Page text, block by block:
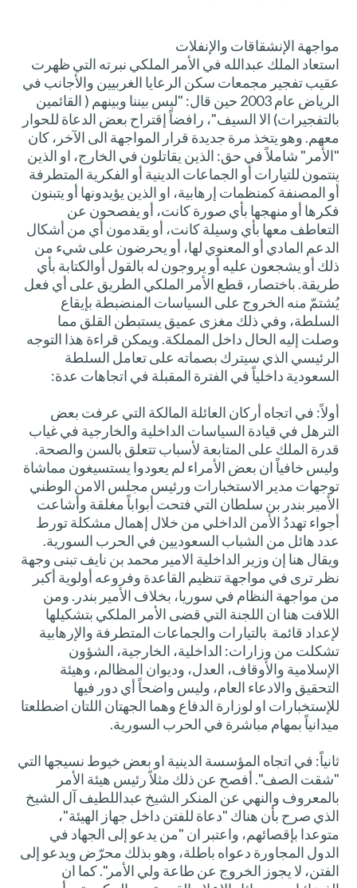
مواجهة الإنشقاقات والإنفلات
استعاد الملك عبدالله في الأمر الملكي نبرته التي ظهرت
عقيب تفجير مجمعات سكن الرعايا الغربيين والأجانب في
الرياض عام 2003 حين قال: "ليس بيننا وبينهم ( القائمين
بالتفجيرات) الا السيف"، رافضاً إقتراح بعض الدعاة للحوار
معهم. وهو يتخذ مرة جديدة قرار المواجهة الى الآخر، كان
"الأمر" شاملاً في حق: الذين يقاتلون في الخارج، او الذين
ينتمون للتيارات أو الجماعات الدينية أو الفكرية المتطرفة
أو المصنفة كمنظمات إرهابية، او الذين يؤيدونها أو يتبنون
فكرها أو منهجها بأي صورة كانت، أو يفصحون عن
التعاطف معها بأي وسيلة كانت، أو يقدمون أي من أشكال
الدعم المادي أو المعنوي لها، أو يحرضون على شيء من
ذلك أو يشجعون عليه أو يروجون له بالقول أوالكتابة بأي
طريقة. باختصار، قطع الأمر الملكي الطريق على أي فعل
يُشتمّ منه الخروج على السياسات المنضبطة بإيقاع
السلطة، وفي ذلك مغزى عميق يستبطن القلق مما
وصلت إليه الحال داخل المملكة. ويمكن قراءة هذا التوجه
الرئيسي الذي سيترك بصماته على تعامل السلطة
السعودية داخلياً في الفترة المقبلة في اتجاهات عدة:
أولاً: في اتجاه أركان العائلة المالكة التي عرفت بعض
الترهل في قيادة السياسات الداخلية والخارجية في غياب
قدرة الملك على المتابعة لأسباب تتعلق بالسن والصحة.
وليس خافياً ان بعض الأمراء لم يعودوا يستسيغون مماشاة
توجهات مدير الاستخبارات ورئيس مجلس الامن الوطني
الأمير بندر بن سلطان التي فتحت أبواباً مغلقة وأشاعت
أجواء تهددُ الأمن الداخلي من خلال إهمال مشكلة تورط
عدد هائل من الشباب السعوديين في الحرب السورية.
ويقال هنا إن وزير الداخلية الامير محمد بن نايف تبنى وجهة
نظر ترى في مواجهة تنظيم القاعدة وفروعه أولوية أكبر
من مواجهة النظام في سوريا، بخلاف الأمير بندر. ومن
اللافت هنا ان اللجنة التي قضى الأمر الملكي بتشكيلها
لإعداد قائمة بالتيارات والجماعات المتطرفة والإرهابية
تشكلت من وزارات: الداخلية، الخارجية، الشؤون
الإسلامية والأوقاف، العدل، وديوان المظالم، وهيئة
التحقيق والادعاء العام، وليس واضحاً أي دور فيها
للإستخبارات او لوزارة الدفاع وهما الجهتان اللتان اضطلعتا
ميدانياً بمهام مباشرة في الحرب السورية.
ثانياً: في اتجاه المؤسسة الدينية او بعض خيوط نسيجها التي
"شقت الصف". أفصح عن ذلك مثلاً رئيس هيئة الأمر
بالمعروف والنهي عن المنكر الشيخ عبداللطيف آل الشيخ
الذي صرح بأن هناك "دعاة للفتن داخل جهاز الهيئة"،
متوعدا بإقصائهم، واعتبر ان "من يدعو إلى الجهاد في
الدول المجاورة دعواه باطلة، وهو بذلك محرّض ويدعو إلى
الفتن، لا يجوز الخروج عن طاعة ولي الأمر". كما ان